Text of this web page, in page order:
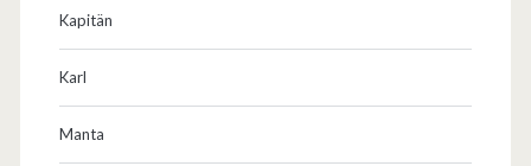
Kapitän
Karl
Manta